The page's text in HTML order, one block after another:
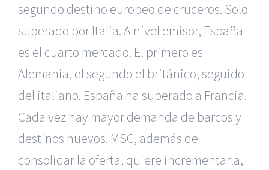
segundo destino europeo de cruceros. Solo
superado por Italia. A nivel emisor, España
es el cuarto mercado. El primero es
Alemania, el segundo el británico, seguido
del italiano. España ha superado a Francia.
Cada vez hay mayor demanda de barcos y
destinos nuevos. MSC, además de
consolidar la oferta, quiere incrementarla,